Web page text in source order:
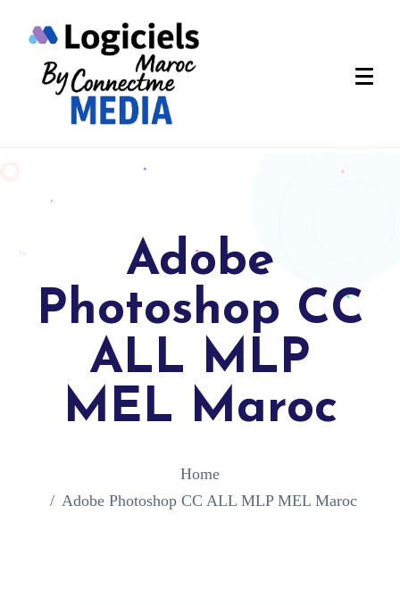
Adobe
Photoshop CC
ALL MLP
MEL Maroc
Home
Adobe Photoshop CC ALL MLP MEL Maroc